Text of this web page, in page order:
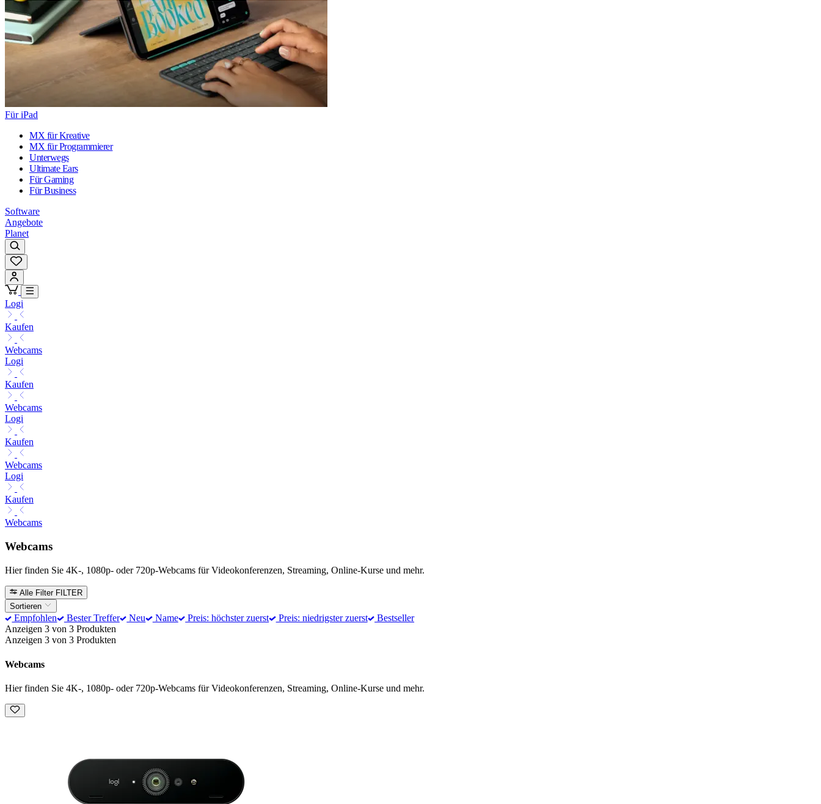
Für iPad
MX für Kreative
MX für Programmierer
Unterwegs
Ultimate Ears
Für Gaming
Für Business
Software
Angebote
Planet
Logi
Kaufen
Webcams
Logi
Kaufen
Webcams
Logi
Kaufen
Webcams
Logi
Kaufen
Webcams
Webcams
Hier finden Sie 4K-, 1080p- oder 720p-Webcams für Videokonferenzen, Streaming, Online-Kurse und mehr.
Alle Filter FILTER
Sortieren
Empfohlen Bester Treffer Neu Name Preis: höchster zuerst Preis: niedrigster zuerst
Bestseller
Anzeigen 3 von 3 Produkten
Anzeigen 3 von 3 Produkten
Webcams
Hier finden Sie 4K-, 1080p- oder 720p-Webcams für Videokonferenzen, Streaming, Online-Kurse und mehr.